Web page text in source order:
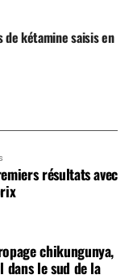
de kétamine saisis en
résultats avec
chikungunya,
dans le sud de la